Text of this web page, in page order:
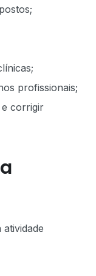
profissionais;
e corrigir